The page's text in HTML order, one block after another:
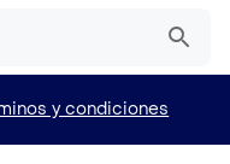
y condiciones